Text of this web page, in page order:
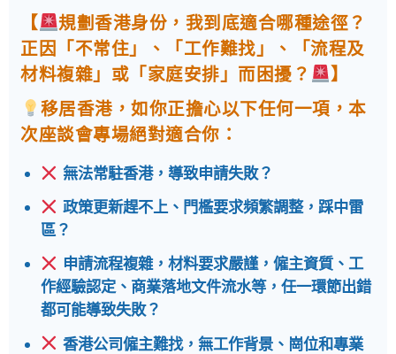
【
規劃香港身份，我到底適合哪種途徑？
正因「不常住」、「工作難找」、「流程及
材料複雜」或「家庭安排」而困擾？
】
移居香港，如你正擔心以下任何一項，本
次座談會專場絕對適合你：
無法常駐香港，導致申請失敗？
政策更新趕不上、門檻要求頻繁調整，踩中雷
區？
申請流程複雜，材料要求嚴謹，僱主資質、工
作經驗認定、商業落地文件流水等，任一環節出錯
都可能導致失敗？
香港公司僱主難找，無工作背景、崗位和專業